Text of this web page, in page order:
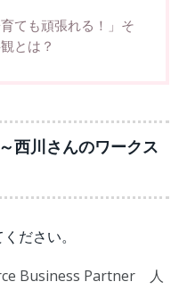
ても頑張れる！」そ
とは？
西川さんのワークス
ださい。
Business Partner 人